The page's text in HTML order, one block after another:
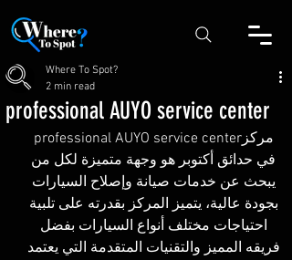
professional AUYO service center
Where To Spot?
2 min read
مركزprofessional AUYO service center
في حدائق أكتوبر هو وجهة متميزة لكل من
يبحث عن خدمات صيانة وإصلاح السيارات
بجودة عالية، يتميز المركز بقدرته على تلبية
احتياجات مختلف أنواع السيارات بفضل
فريقه المميز والتقنيات المتقدمة التي يعتمد